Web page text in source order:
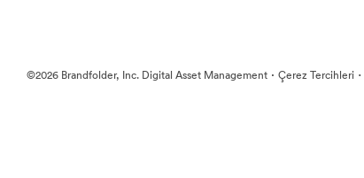
©2026 Brandfolder, Inc. Digital Asset Management · Çerez Tercihleri ·